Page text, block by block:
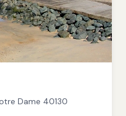
Dame 40130